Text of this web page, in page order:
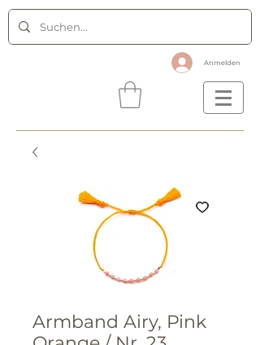
Anmelden
Armband Airy, Pink